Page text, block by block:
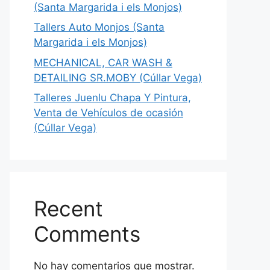
(Santa Margarida i els Monjos)
Tallers Auto Monjos (Santa
Margarida i els Monjos)
MECHANICAL, CAR WASH &
DETAILING SR.MOBY (Cúllar Vega)
Talleres Juenlu Chapa Y Pintura,
Venta de Vehículos de ocasión
(Cúllar Vega)
Recent
Comments
No hay comentarios que mostrar.